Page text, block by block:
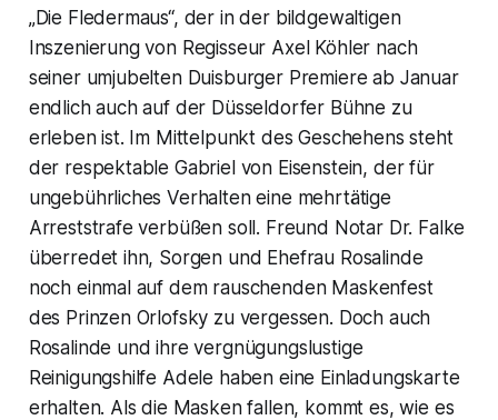
„Die Fledermaus“, der in der bildgewaltigen
Inszenierung von Regisseur Axel Köhler nach
seiner umjubelten Duisburger Premiere ab Januar
endlich auch auf der Düsseldorfer Bühne zu
erleben ist. Im Mittelpunkt des Geschehens steht
der respektable Gabriel von Eisenstein, der für
ungebührliches Verhalten eine mehrtätige
Arreststrafe verbüßen soll. Freund Notar Dr. Falke
überredet ihn, Sorgen und Ehefrau Rosalinde
noch einmal auf dem rauschenden Maskenfest
des Prinzen Orlofsky zu vergessen. Doch auch
Rosalinde und ihre vergnügungslustige
Reinigungshilfe Adele haben eine Einladungskarte
erhalten. Als die Masken fallen, kommt es, wie es